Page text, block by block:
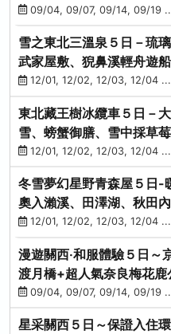
龍蝦-台中出發
09/04, 09/07, 09/14, 09/19
雪之東北三溫泉５日－琉
武家屋敷、猊鼻溪輕舟遊
燒、烤牡蠣、握壽司體驗
12/01, 12/02, 12/03, 12/04
東北藏王樹冰纜車５日－
雪、螃蟹御膳、雪中採草
理、松島遊船
12/01, 12/02, 12/03, 12/04
冬雪夢幻星野青森屋５日-
奧入瀨溪、田澤湖、秋田
村(不進免稅店)
12/01, 12/02, 12/03, 12/04
漫遊關西‧和服體驗５日～
渡月橋+超人氣奈良梅花
09/04, 09/07, 09/14, 09/19
星采關西５日～保證入住